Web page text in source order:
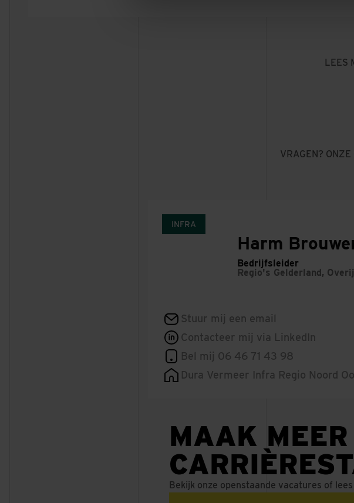
LEES
VRAGEN?
INFRA
Harm
Bedrijfsleider
Regio's Gelderland,
Stuur mij een email
Contacteer mij via LinkedIn
Bel mij 06 46 71 43 98
Dura Vermeer Infra Regio Noord
MAAK MEER
Bekijk onze openstaande vacatures of